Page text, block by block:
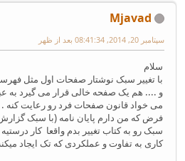
Mjavad
سپتامبر 20, 2014, 08:41:34 بعد از ظهر
سلام
با تغییر سبک نوشتار صفحات اول مثل
و .... هم یک صفحه خالی قرار می گیرد به
می خواد قانون صفحات فرد رو رعایت کنه .
فرض که من دارم پایان نامه (با سبک
سبک رو به کتاب تغییر بدم واقعا کار
کاری به تفاوت و عملکردی که تک ایجاد